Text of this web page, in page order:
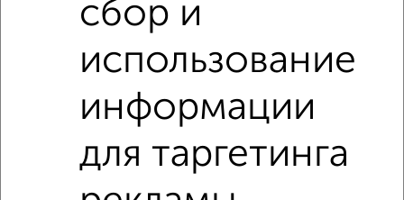
1-к квартиры
микрорайон Пятницкая слобода
на улице Абрамова и Соколова не первый этаж
сбор и
использование
информации
для таргетинга